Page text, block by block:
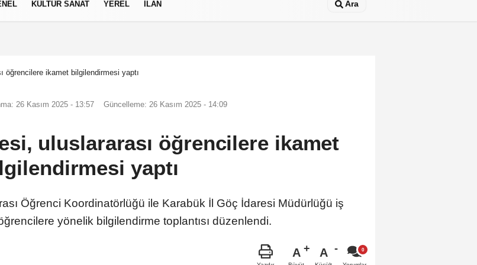
KÜLTÜR SANAT YEREL İLAN Ara
öğrencilere ikamet bilgilendirmesi yaptı
26 Kasım 2025 - 13:57 Güncelleme: 26 Kasım 2025 - 14:09
uluslararası öğrencilere ikamet
yaptı
Öğrenci Koordinatörlüğü ile Karabük İl Göç İdaresi Müdürlüğü iş
yönelik bilgilendirme toplantısı düzenlendi.
A A